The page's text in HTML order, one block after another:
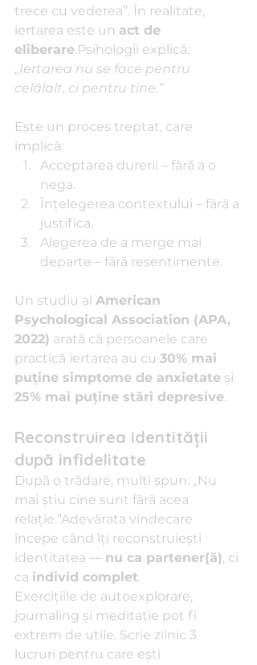
trece cu vederea”. În realitate,
iertarea este un act de
eliberare.Psihologii explică:
„Iertarea nu se face pentru
celălalt, ci pentru tine.”
Este un proces treptat, care
implică:
Acceptarea durerii – fără a o
nega.
Înțelegerea contextului – fără a
justifica.
Alegerea de a merge mai
departe – fără resentimente.
Un studiu al American
Psychological Association (APA,
2022) arată că persoanele care
practică iertarea au cu 30% mai
puține simptome de anxietate și
25% mai puține stări depresive.
Reconstruirea identității
după infidelitate
După o trădare, mulți spun: „Nu
mai știu cine sunt fără acea
relație.”Adevărata vindecare
începe când îți reconstruiești
identitatea — nu ca partener(ă), ci
ca individ complet.
Exercițiile de autoexplorare,
journaling și meditație pot fi
extrem de utile. Scrie zilnic 3
lucruri pentru care ești